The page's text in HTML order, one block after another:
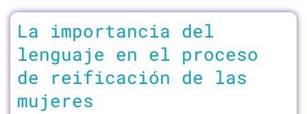
La importancia del
lenguaje en el proceso
de reificación de las
mujeres